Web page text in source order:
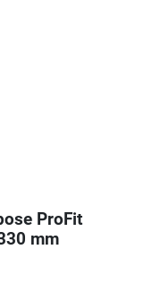
ProFit
mm